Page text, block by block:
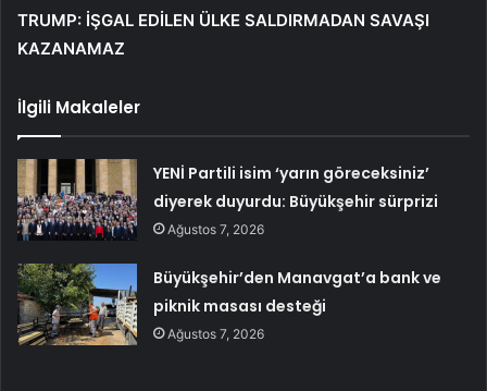
TRUMP: İŞGAL EDİLEN ÜLKE SALDIRMADAN SAVAŞI
KAZANAMAZ
İlgili Makaleler
YENİ Partili isim ‘yarın göreceksiniz’
diyerek duyurdu: Büyükşehir sürprizi
Ağustos 7, 2026
Büyükşehir’den Manavgat’a bank ve
piknik masası desteği
Ağustos 7, 2026